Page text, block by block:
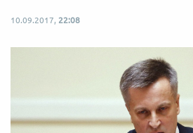
10.09.2017, 22:08